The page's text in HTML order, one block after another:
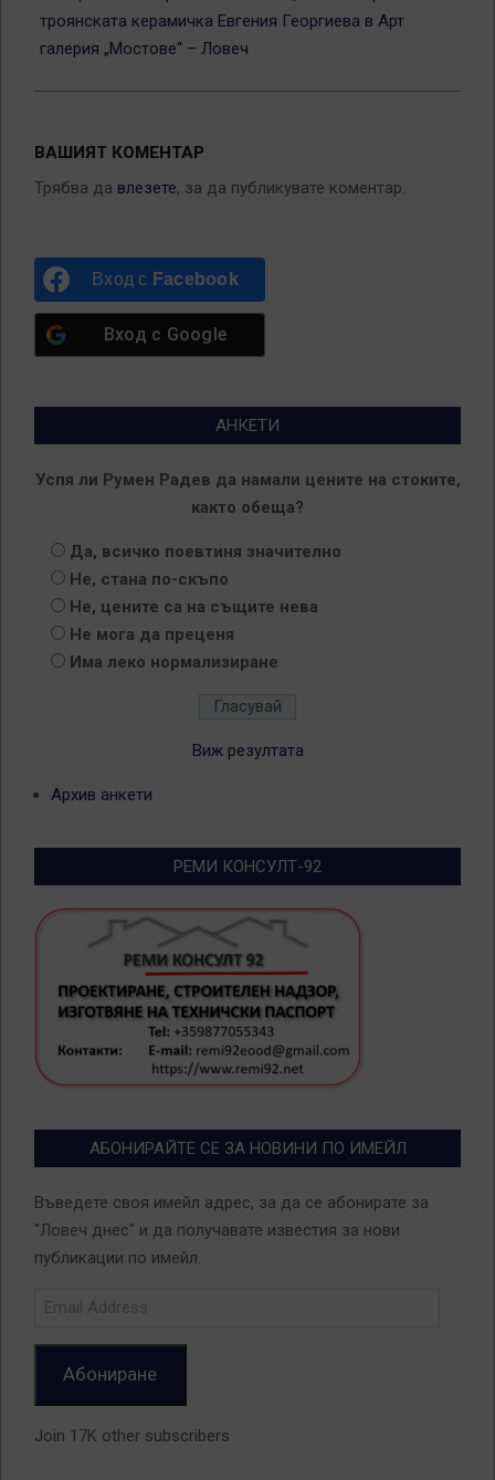
троянската керамичка Евгения Георгиева в Арт
галерия „Мостове“ – Ловеч
ВАШИЯТ КОМЕНТАР
Трябва да влезете, за да публикувате коментар.
Вход с Facebook
Вход с Google
АНКЕТИ
Успя ли Румен Радев да намали цените на стоките,
както обеща?
Да, всичко поевтиня значително
Не, стана по-скъпо
Не, цените са на същите нева
Не мога да преценя
Има леко нормализиране
Виж резултата
Архив анкети
РЕМИ КОНСУЛТ-92
АБОНИРАЙТЕ СЕ ЗА НОВИНИ ПО ИМЕЙЛ
Въведете своя имейл адрес, за да се абонирате за
"Ловеч днес" и да получавате известия за нови
публикации по имейл.
Абониране
Join 17K other subscribers